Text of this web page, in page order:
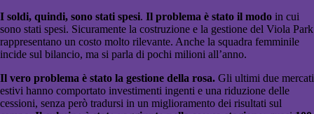
I soldi, quindi, sono stati spesi. Il problema è stato il modo in cui
sono stati spesi. Sicuramente la costruzione e la gestione del Viola Park
rappresentano un costo molto rilevante. Anche la squadra femminile
incide sul bilancio, ma si parla di pochi milioni all’anno.
Il vero problema è stato la gestione della rosa. Gli ultimi due mercati
estivi hanno comportato investimenti ingenti e una riduzione delle
cessioni, senza però tradursi in un miglioramento dei risultati sul